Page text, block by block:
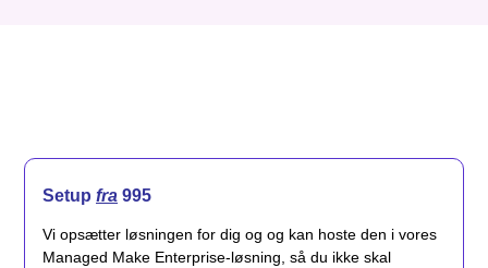
Setup fra 995
Vi opsætter løsningen for dig og og kan hoste den i vores
Managed Make Enterprise-løsning, så du ikke skal